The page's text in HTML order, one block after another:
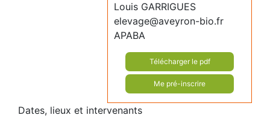
Louis GARRIGUES
elevage@aveyron-bio.fr
APABA
Télécharger le pdf
Me pré-inscrire
Dates, lieux et intervenants